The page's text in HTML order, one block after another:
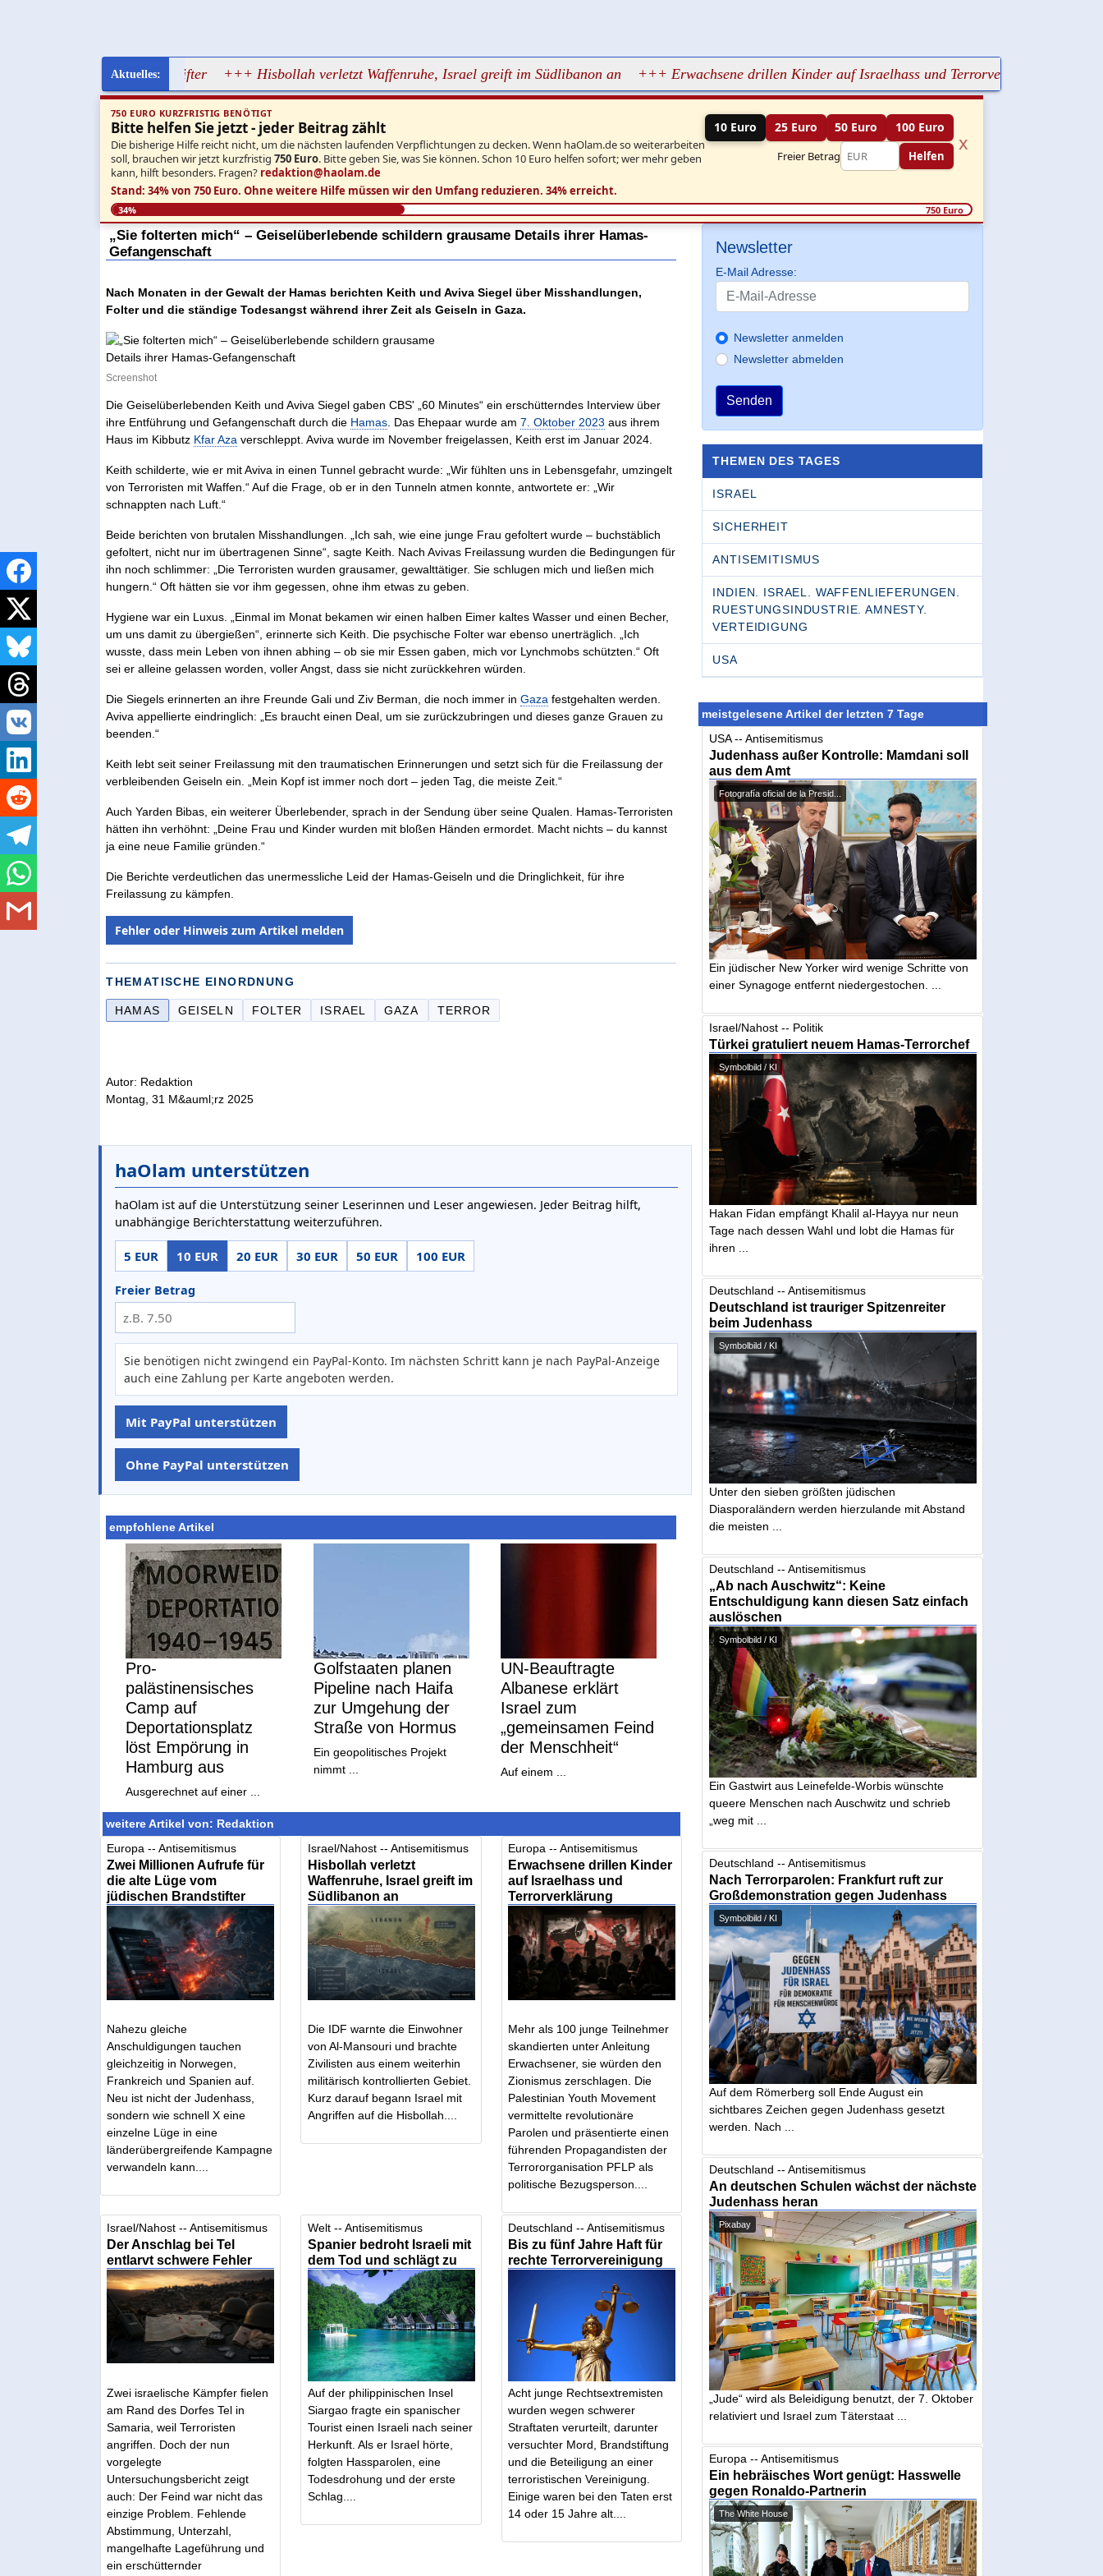
jüdischen Brandstifter +++ Hisbollah verletzt Waffenruhe, Israel greift im Südlibanon an +++ Erwachsene drillen Kinder auf Israelhass und Terrorverklärung
750 EURO KURZFRISTIG BENÖTIGT
Bitte helfen Sie jetzt - jeder Beitrag zählt
Die bisherige Hilfe reicht nicht, um die nächsten laufenden Verpflichtungen zu decken. Wenn haOlam.de so weiterarbeiten
soll, brauchen wir jetzt kurzfristig 750 Euro. Bitte geben Sie, was Sie können. Schon 10 Euro helfen sofort; wer mehr geben
kann, hilft besonders. Fragen? redaktion@haolam.de
10 Euro 25 Euro 50 Euro 100 Euro
Freier Betrag Helfen
x
Stand: 34% von 750 Euro. Ohne weitere Hilfe müssen wir den Umfang reduzieren. 34% erreicht.
34% 750 Euro
„Sie folterten mich“ – Geiselüberlebende schildern grausame Details ihrer Hamas-
Gefangenschaft
Nach Monaten in der Gewalt der Hamas berichten Keith und Aviva Siegel über Misshandlungen,
Folter und die ständige Todesangst während ihrer Zeit als Geiseln in Gaza.
Screenshot
Die Geiselüberlebenden Keith und Aviva Siegel gaben CBS' „60 Minutes“ ein erschütterndes Interview über
ihre Entführung und Gefangenschaft durch die Hamas . Das Ehepaar wurde am7. Oktober 2023 aus ihrem
Haus im Kibbutz Kfar Aza verschleppt. Aviva wurde im November freigelassen, Keith erst im Januar 2024.
Keith schilderte, wie er mit Aviva in einen Tunnel gebracht wurde: „Wir fühlten uns in Lebensgefahr, umzingelt
von Terroristen mit Waffen.“ Auf die Frage, ob er in den Tunneln atmen konnte, antwortete er: „Wir
schnappten nach Luft.“
Beide berichten von brutalen Misshandlungen. „Ich sah, wie eine junge Frau gefoltert wurde – buchstäblich
gefoltert, nicht nur im übertragenen Sinne“, sagte Keith. Nach Avivas Freilassung wurden die Bedingungen für
ihn noch schlimmer: „Die Terroristen wurden grausamer, gewalttätiger. Sie schlugen mich und ließen mich
hungern.“ Oft hätten sie vor ihm gegessen, ohne ihm etwas zu geben.
Hygiene war ein Luxus. „Einmal im Monat bekamen wir einen halben Eimer kaltes Wasser und einen Becher,
um uns damit zu übergießen“, erinnerte sich Keith. Die psychische Folter war ebenso unerträglich. „Ich
wusste, dass mein Leben von ihnen abhing – ob sie mir Essen gaben, mich vor Lynchmobs schützten.“ Oft
sei er alleine gelassen worden, voller Angst, dass sie nicht zurückkehren würden.
Die Siegels erinnerten an ihre Freunde Gali und Ziv Berman, die noch immer inGaza festgehalten werden.
Aviva appellierte eindringlich: „Es braucht einen Deal, um sie zurückzubringen und dieses ganze Grauen zu
beenden.“
Keith lebt seit seiner Freilassung mit den traumatischen Erinnerungen und setzt sich für die Freilassung der
verbleibenden Geiseln ein. „Mein Kopf ist immer noch dort – jeden Tag, die meiste Zeit.“
Auch Yarden Bibas, ein weiterer Überlebender, sprach in der Sendung über seine Qualen. Hamas-Terroristen
hätten ihn verhöhnt: „Deine Frau und Kinder wurden mit bloßen Händen ermordet. Macht nichts – du kannst
ja eine neue Familie gründen.“
Die Berichte verdeutlichen das unermessliche Leid der Hamas-Geiseln und die Dringlichkeit, für ihre
Freilassung zu kämpfen.
Fehler oder Hinweis zum Artikel melden
THEMATISCHE EINORDNUNG
HAMAS GEISELN FOLTER ISRAEL GAZA TERROR
Autor: Redaktion
Montag, 31 M&auml;rz 2025
haOlam unterstützen
haOlam ist auf die Unterstützung seiner Leserinnen und Leser angewiesen. Jeder Beitrag hilft,
unabhängige Berichterstattung weiterzuführen.
5 EUR 10 EUR 20 EUR 30 EUR 50 EUR 100 EUR
Freier Betrag
Sie benötigen nicht zwingend ein PayPal-Konto. Im nächsten Schritt kann je nach PayPal-Anzeige
auch eine Zahlung per Karte angeboten werden.
Mit PayPal unterstützen
Ohne PayPal unterstützen
empfohlene Artikel
Pro-
palästinensisches
Camp auf
Deportationsplatz
löst Empörung in
Hamburg aus
Ausgerechnet auf einer ...
Golfstaaten planen
Pipeline nach Haifa
zur Umgehung der
Straße von Hormus
Ein geopolitisches Projekt
nimmt ...
UN-Beauftragte
Albanese erklärt
Israel zum
„gemeinsamen Feind
der Menschheit“
Auf einem ...
weitere Artikel von: Redaktion
Europa -- Antisemitismus
Zwei Millionen Aufrufe für
die alte Lüge vom
jüdischen Brandstifter
Nahezu gleiche
Anschuldigungen tauchen
gleichzeitig in Norwegen,
Frankreich und Spanien auf.
Neu ist nicht der Judenhass,
sondern wie schnell X eine
einzelne Lüge in eine
länderübergreifende Kampagne
verwandeln kann....
Israel/Nahost -- Antisemitismus
Hisbollah verletzt
Waffenruhe, Israel greift im
Südlibanon an
Die IDF warnte die Einwohner
von Al-Mansouri und brachte
Zivilisten aus einem weiterhin
militärisch kontrollierten Gebiet.
Kurz darauf begann Israel mit
Angriffen auf die Hisbollah....
Europa -- Antisemitismus
Erwachsene drillen Kinder
auf Israelhass und
Terrorverklärung
Mehr als 100 junge Teilnehmer
skandierten unter Anleitung
Erwachsener, sie würden den
Zionismus zerschlagen. Die
Palestinian Youth Movement
vermittelte revolutionäre
Parolen und präsentierte einen
führenden Propagandisten der
Terrororganisation PFLP als
politische Bezugsperson....
Israel/Nahost -- Antisemitismus
Der Anschlag bei Tel
entlarvt schwere Fehler
Zwei israelische Kämpfer fielen
am Rand des Dorfes Tel in
Samaria, weil Terroristen
angriffen. Doch der nun
vorgelegte
Untersuchungsbericht zeigt
auch: Der Feind war nicht das
einzige Problem. Fehlende
Abstimmung, Unterzahl,
mangelhafte Lageführung und
ein erschütternder
Welt -- Antisemitismus
Spanier bedroht Israeli mit
dem Tod und schlägt zu
Auf der philippinischen Insel
Siargao fragte ein spanischer
Tourist einen Israeli nach seiner
Herkunft. Als er Israel hörte,
folgten Hassparolen, eine
Todesdrohung und der erste
Schlag....
Deutschland -- Antisemitismus
Bis zu fünf Jahre Haft für
rechte Terrorvereinigung
Acht junge Rechtsextremisten
wurden wegen schwerer
Straftaten verurteilt, darunter
versuchter Mord, Brandstiftung
und die Beteiligung an einer
terroristischen Vereinigung.
Einige waren bei den Taten erst
14 oder 15 Jahre alt....
Newsletter
E-Mail Adresse:
Newsletter anmelden
Newsletter abmelden
Senden
THEMEN DES TAGES
ISRAEL
SICHERHEIT
ANTISEMITISMUS
INDIEN. ISRAEL. WAFFENLIEFERUNGEN.
RU­ESTUNGSINDUSTRIE. AMNESTY.
VERTEIDIGUNG
USA
meistgelesene Artikel der letzten 7 Tage
USA -- Antisemitismus
Judenhass außer Kontrolle: Mamdani soll
aus dem Amt
Fotografía oficial de la Presid...
Ein jüdischer New Yorker wird wenige Schritte von
einer Synagoge entfernt niedergestochen. ...
Israel/Nahost -- Politik
Türkei gratuliert neuem Hamas-Terrorchef
Symbolbild / KI
Hakan Fidan empfängt Khalil al-Hayya nur neun
Tage nach dessen Wahl und lobt die Hamas für
ihren ...
Deutschland -- Antisemitismus
Deutschland ist trauriger Spitzenreiter
beim Judenhass
Symbolbild / KI
Unter den sieben größten jüdischen
Diasporaländern werden hierzulande mit Abstand
die meisten ...
Deutschland -- Antisemitismus
„Ab nach Auschwitz“: Keine
Entschuldigung kann diesen Satz einfach
auslöschen
Symbolbild / KI
Ein Gastwirt aus Leinefelde-Worbis wünschte
queere Menschen nach Auschwitz und schrieb
„weg mit ...
Deutschland -- Antisemitismus
Nach Terrorparolen: Frankfurt ruft zur
Großdemonstration gegen Judenhass
Symbolbild / KI
Auf dem Römerberg soll Ende August ein
sichtbares Zeichen gegen Judenhass gesetzt
werden. Nach ...
Deutschland -- Antisemitismus
An deutschen Schulen wächst der nächste
Judenhass heran
Pixabay
„Jude“ wird als Beleidigung benutzt, der 7. Oktober
relativiert und Israel zum Täterstaat ...
Europa -- Antisemitismus
Ein hebräisches Wort genügt: Hasswelle
gegen Ronaldo-Partnerin
The White House